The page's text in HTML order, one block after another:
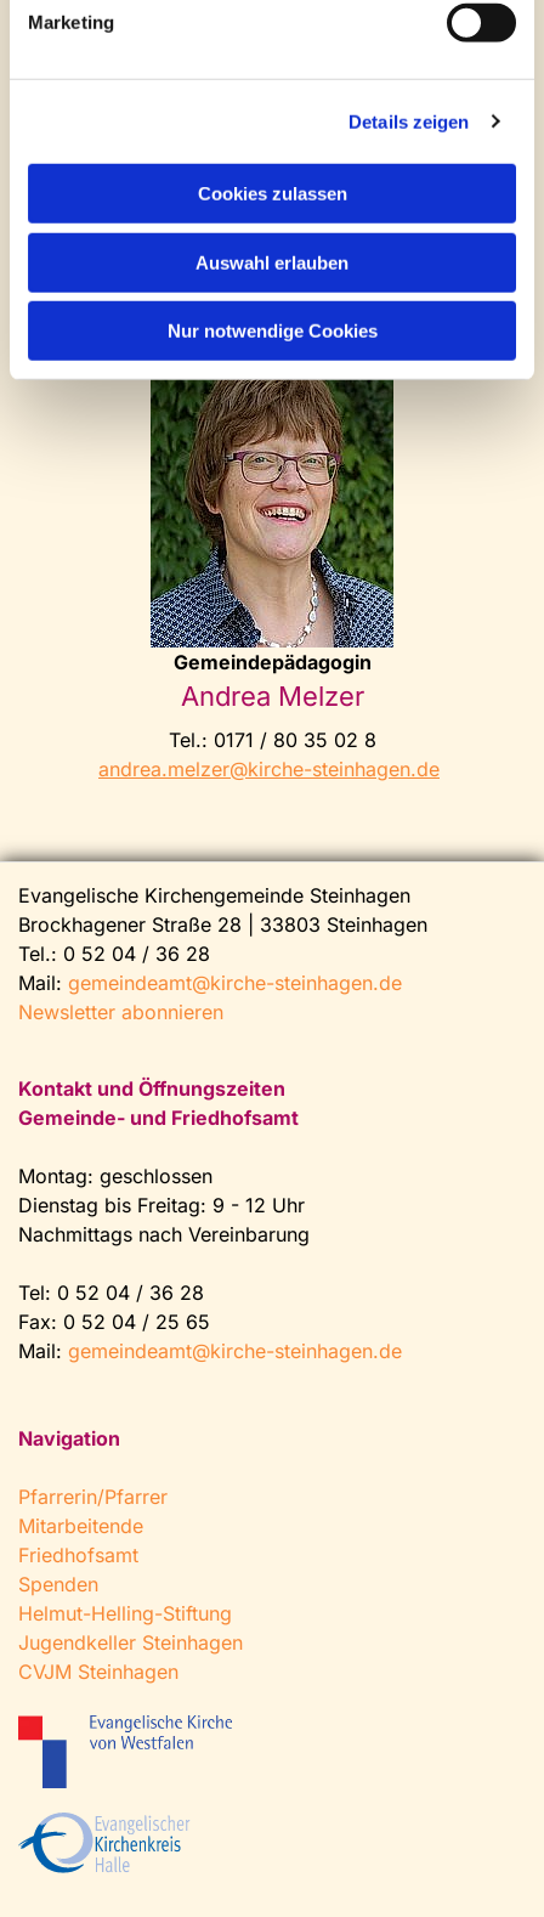
Marketing
Details zeigen
Cookies zulassen
Auswahl erlauben
Nur notwendige Cookies
Kinder- und Jugendarbeit
oder direkt online
Namen und Ihre Anschrift mit an.
Gemeindepädagogin
Andrea Melzer
Tel.: 0171 / 80 35 02 8
andrea.melzer@kirche-steinhagen.de
Evangelische Kirchengemeinde Steinhagen
Brockhagener Straße 28 | 33803 Steinhagen
Tel.: 0 52 04 / 36 28
Mail: gemeindeamt@kirche-steinhagen.de
Newsletter abonnieren
Kontakt und Öffnungszeiten
Gemeinde- und Friedhofsamt
Montag: geschlossen
Dienstag bis Freitag: 9 - 12 Uhr
Nachmittags nach Vereinbarung
Tel: 0 52 04 / 36 28
Fax: 0 52 04 / 25 65
Mail: gemeindeamt@kirche-steinhagen.de
Navigation
Pfarrerin/Pfarrer
Mitarbeitende
Friedhofsamt
Spenden
Helmut-Helling-Stiftung
Jugendkeller Steinhagen
CVJM Steinhagen